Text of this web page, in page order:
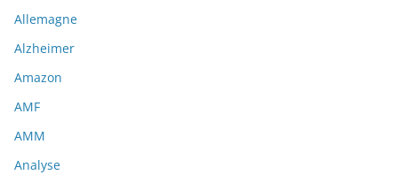
Allemagne
Alzheimer
Amazon
AMF
AMM
Analyse